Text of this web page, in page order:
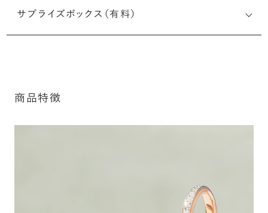
ルなメッセージを無料で刻印することができます。注文前だ
けでなく購入後の刻印も、リングに初めて施す初回の刻印
指輪の内側に、誕生石やピンクダイヤモンドなど、お好みの
サプライズボックス（有料）
商品特徴